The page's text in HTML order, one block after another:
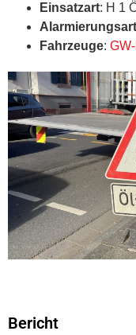
Einsatzart: H 1
Alarmierungsart
Fahrzeuge:
Bericht